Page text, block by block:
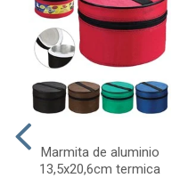
Marmita de aluminio
13,5x20,6cm termica